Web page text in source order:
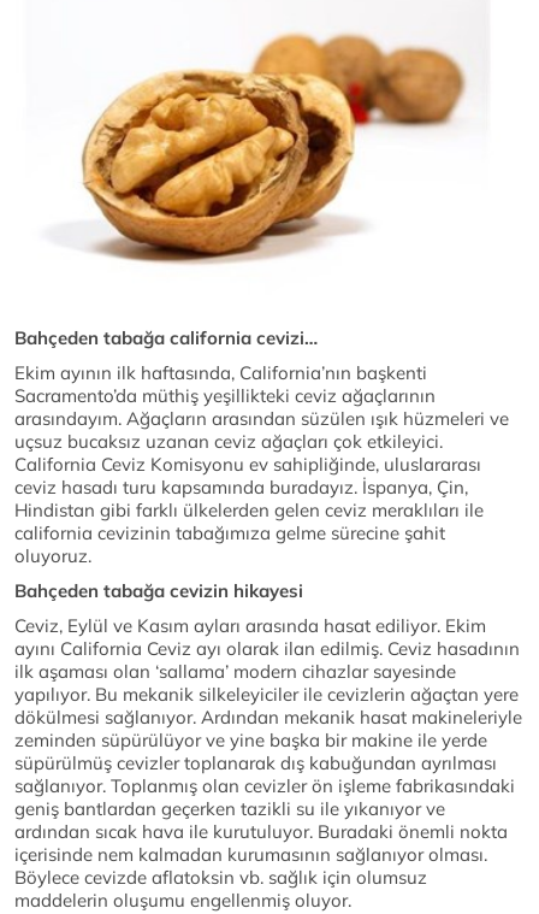
Bahçeden tabağa california cevizi…
Ekim ayının ilk haftasında, California’nın başkenti
Sacramento’da müthiş yeşillikteki ceviz ağaçlarının
arasındayım. Ağaçların arasından süzülen ışık hüzmeleri ve
uçsuz bucaksız uzanan ceviz ağaçları çok etkileyici.
California Ceviz Komisyonu ev sahipliğinde, uluslararası
ceviz hasadı turu kapsamında buradayız. İspanya, Çin,
Hindistan gibi farklı ülkelerden gelen ceviz meraklıları ile
california cevizinin tabağımıza gelme sürecine şahit
oluyoruz.
Bahçeden tabağa cevizin hikayesi
Ceviz, Eylül ve Kasım ayları arasında hasat ediliyor. Ekim
ayını California Ceviz ayı olarak ilan edilmiş. Ceviz hasadının
ilk aşaması olan ‘sallama’ modern cihazlar sayesinde
yapılıyor. Bu mekanik silkeleyiciler ile cevizlerin ağaçtan yere
dökülmesi sağlanıyor. Ardından mekanik hasat makineleriyle
zeminden süpürülüyor ve yine başka bir makine ile yerde
süpürülmüş cevizler toplanarak dış kabuğundan ayrılması
sağlanıyor. Toplanmış olan cevizler ön işleme fabrikasındaki
geniş bantlardan geçerken tazikli su ile yıkanıyor ve
ardından sıcak hava ile kurutuluyor. Buradaki önemli nokta
içerisinde nem kalmadan kurumasının sağlanıyor olması.
Böylece cevizde aflatoksin vb. sağlık için olumsuz
maddelerin oluşumu engellenmiş oluyor.